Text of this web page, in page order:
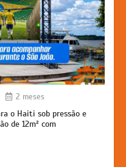
2 meses
o Haiti sob pressão e
de 12m² com